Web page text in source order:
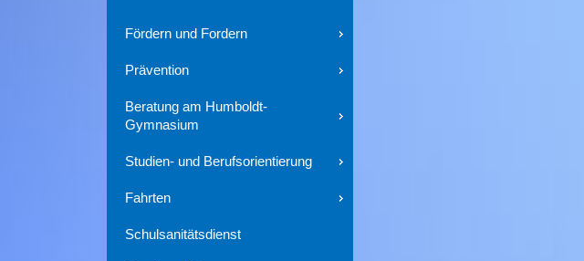
Fördern und Fordern
Prävention
Beratung am Humboldt-
Gymnasium
Studien- und Berufsorientierung
Fahrten
Schulsanitätsdienst